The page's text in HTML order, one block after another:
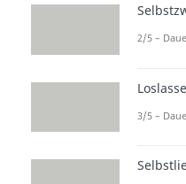
2/5 –
3/5 –